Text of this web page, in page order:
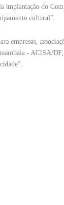
do
cultural”.
empresas,
- ACISA/